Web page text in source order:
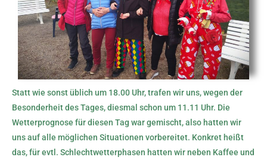
Statt wie sonst üblich um 18.00 Uhr, trafen wir uns, wegen der
Besonderheit des Tages, diesmal schon um 11.11 Uhr. Die
Wetterprognose für diesen Tag war gemischt, also hatten wir
uns auf alle möglichen Situationen vorbereitet. Konkret heißt
das, für evtl. Schlechtwetterphasen hatten wir neben Kaffee und